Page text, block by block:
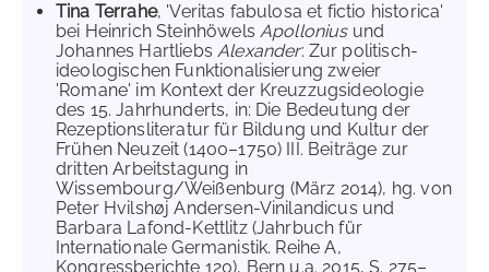
Tina Terrahe, 'Veritas fabulosa et fictio historica'
bei Heinrich SteinhöwelsApolloniusund
Johannes HartliebsAlexander: Zur politisch-
ideologischen Funktionalisierung zweier
'Romane' im Kontext der Kreuzzugsideologie
des 15. Jahrhunderts, in: Die Bedeutung der
Rezeptionsliteratur für Bildung und Kultur der
Frühen Neuzeit (1400–1750) III. Beiträge zur
dritten Arbeitstagung in
Wissembourg/Weißenburg (März 2014), hg. von
Peter Hvilshøj Andersen-Vinilandicus und
Barbara Lafond-Kettlitz (Jahrbuch für
Internationale Germanistik. Reihe A,
Kongressberichte 120), Bern u.a. 2015, S. 275–